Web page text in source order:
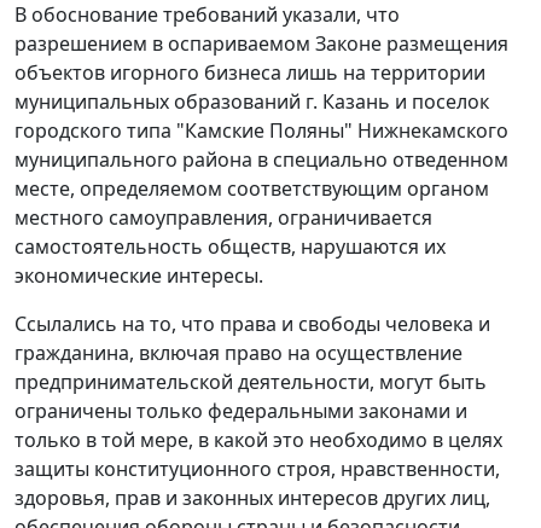
В обоснование требований указали, что
разрешением в оспариваемом Законе размещения
объектов игорного бизнеса лишь на территории
муниципальных образований г. Казань и поселок
городского типа "Камские Поляны" Нижнекамского
муниципального района в специально отведенном
месте, определяемом соответствующим органом
местного самоуправления, ограничивается
самостоятельность обществ, нарушаются их
экономические интересы.
Ссылались на то, что права и свободы человека и
гражданина, включая право на осуществление
предпринимательской деятельности, могут быть
ограничены только федеральными законами и
только в той мере, в какой это необходимо в целях
защиты конституционного строя, нравственности,
здоровья, прав и законных интересов других лиц,